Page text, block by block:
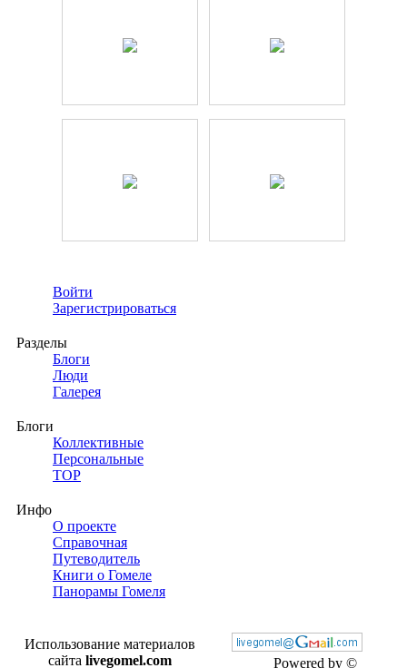
Войти
Зарегистрироваться
Разделы
Блоги
Люди
Галерея
Блоги
Коллективные
Персональные
TOP
Инфо
О проекте
Справочная
Путеводитель
Книги о Гомеле
Панорамы Гомеля
Powered by ©
Использование материалов
сайта livegomel.com